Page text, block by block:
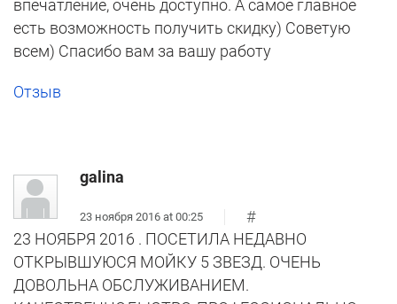
впечатление, очень доступно. А самое главное
есть возможность получить скидку) Советую
всем) Спасибо вам за вашу работу
Отзыв
galina
23 ноября 2016 at 00:25
#
23 НОЯБРЯ 2016 . ПОСЕТИЛА НЕДАВНО
ОТКРЫВШУЮСЯ МОЙКУ 5 ЗВЕЗД. ОЧЕНЬ
ДОВОЛЬНА ОБСЛУЖИВАНИЕМ.